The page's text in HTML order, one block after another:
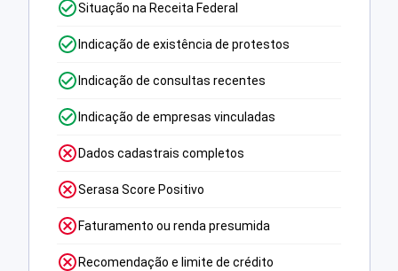
Situação na Receita Federal
Indicação de existência de protestos
Indicação de consultas recentes
Indicação de empresas vinculadas
Dados cadastrais completos
Serasa Score Positivo
Faturamento ou renda presumida
Recomendação e limite de crédito